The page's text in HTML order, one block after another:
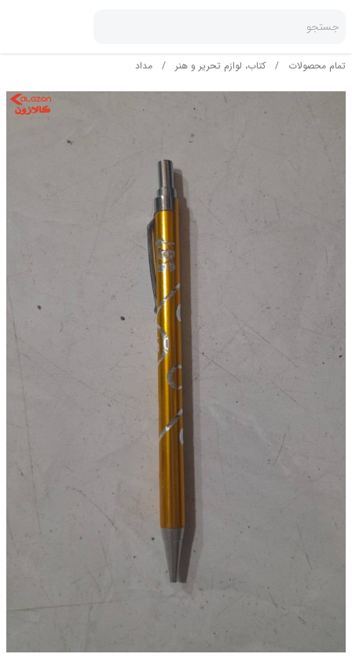
جستجو
تمام محصولات / کتاب، لوازم تحریر و هنر / مداد